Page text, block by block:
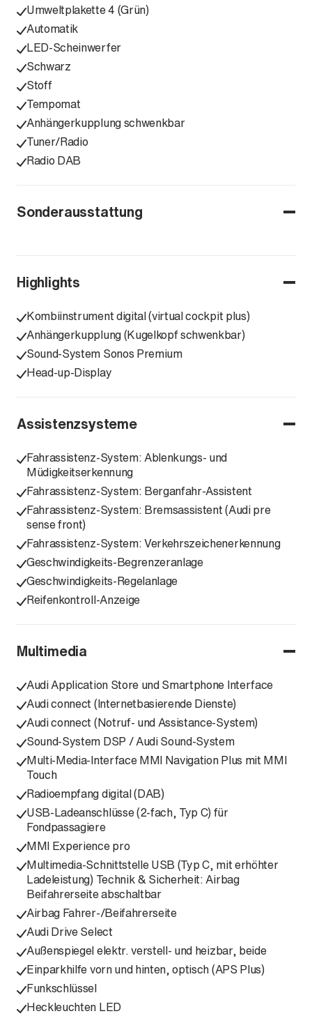
Umweltplakette 4 (Grün)
Automatik
LED-Scheinwerfer
Schwarz
Stoff
Tempomat
Anhängerkupplung schwenkbar
Tuner/Radio
Radio DAB
Sonderausstattung
Highlights
Kombiinstrument digital (virtual cockpit plus)
Anhängerkupplung (Kugelkopf schwenkbar)
Sound-System Sonos Premium
Head-up-Display
Assistenzsysteme
Fahrassistenz-System: Ablenkungs- und
Müdigkeitserkennung
Fahrassistenz-System: Berganfahr-Assistent
Fahrassistenz-System: Bremsassistent (Audi pre
sense front)
Fahrassistenz-System: Verkehrszeichenerkennung
Geschwindigkeits-Begrenzeranlage
Geschwindigkeits-Regelanlage
Reifenkontroll-Anzeige
Multimedia
Audi Application Store und Smartphone Interface
Audi connect (Internetbasierende Dienste)
Audi connect (Notruf- und Assistance-System)
Sound-System DSP / Audi Sound-System
Multi-Media-Interface MMI Navigation Plus mit MMI
Touch
Radioempfang digital (DAB)
USB-Ladeanschlüsse (2-fach, Typ C) für
Fondpassagiere
MMI Experience pro
Multimedia-Schnittstelle USB (Typ C, mit erhöhter
Ladeleistung) Technik & Sicherheit: Airbag
Beifahrerseite abschaltbar
Airbag Fahrer-/Beifahrerseite
Audi Drive Select
Außenspiegel elektr. verstell- und heizbar, beide
Einparkhilfe vorn und hinten, optisch (APS Plus)
Funkschlüssel
Heckleuchten LED